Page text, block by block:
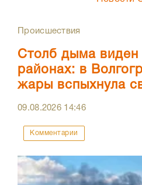
Происшествия
Столб дыма виден
районах: в
жары вспыхнула
09.08.2026 14:46
Комментарии